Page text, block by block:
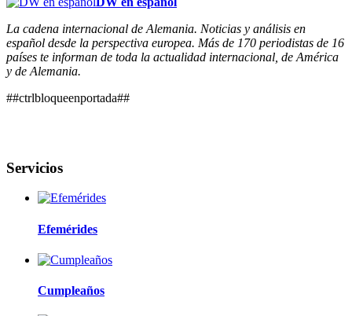
La cadena internacional de Alemania. Noticias y análisis en
español desde la perspectiva europea. Más de 170 periodistas de 16
países te informan de toda la actualidad internacional, de América
y de Alemania.
##ctrlbloqueenportada##
Servicios
Efemérides
Cumpleaños